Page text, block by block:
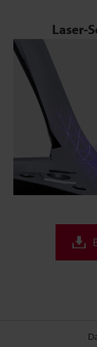
Laser-